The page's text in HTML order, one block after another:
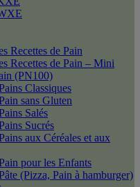
Recettes de Pain
Recettes de Pain – Mini
(PN100)
Classiques
sans Gluten
Salés
Sucrés
aux Céréales et aux
pour les Enfants
(Pizza, Pain à hamburger)